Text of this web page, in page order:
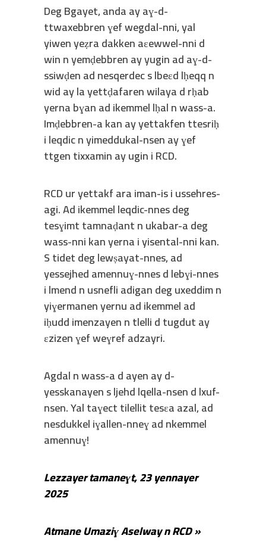
Deg Bgayet, anda ay aɣ-d-
ttwaxebbren ɣef wegdal-nni, yal
yiwen yeẓra dakken aɛewwel-nni d
win n yemḍebbren ay yugin ad aɣ-d-
ssiwḍen ad nesqerdec s lbeɛd lḥeqq n
wid ay la yettḍafaren wilaya d rḥab
yerna bɣan ad ikemmel lḥal n wass-a.
Imḍebbren-a kan ay yettakfen ttesriḥ
i leqdic n yimeddukal-nsen ay ɣef
ttgen tixxamin ay ugin i RCD.
RCD ur yettakf ara iman-is i ussehres-
agi. Ad ikemmel leqdic-nnes deg
tesɣimt tamnaḍant n ukabar-a deg
wass-nni kan yerna i yisental-nni kan.
S tidet deg lewṣayat-nnes, ad
yessejhed amennuɣ-nnes d lebɣi-nnes
i lmend n usnefli adigan deg uxeddim n
yiɣermanen yernu ad ikemmel ad
iḥudd imenzayen n tlelli d tugdut ay
ɛzizen ɣef weɣref adzayri.
Agdal n wass-a d ayen ay d-
yesskanayen s ljehd lqella-nsen d lxuf-
nsen. Yal taɣect tilellit tesɛa azal, ad
nesdukkel iɣallen-nneɣ ad nkemmel
amennuɣ!
Lezzayer tamaneɣt, 23 yennayer
2025
Atmane Umaziɣ Aselway n RCD »